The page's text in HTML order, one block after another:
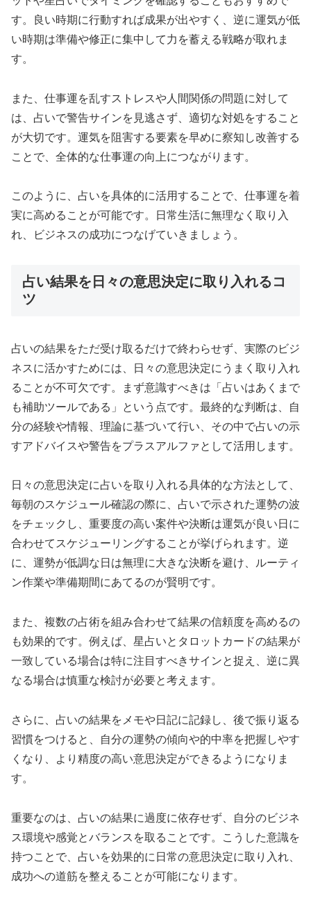
す。良い時期に行動すれば成果が出やすく、逆に運気が低
い時期は準備や修正に集中して力を蓄える戦略が取れま
す。
また、仕事運を乱すストレスや人間関係の問題に対して
は、占いで警告サインを見逃さず、適切な対処をすること
が大切です。運気を阻害する要素を早めに察知し改善する
ことで、全体的な仕事運の向上につながります。
このように、占いを具体的に活用することで、仕事運を着
実に高めることが可能です。日常生活に無理なく取り入
れ、ビジネスの成功につなげていきましょう。
占い結果を日々の意思決定に取り入れるコ
ツ
占いの結果をただ受け取るだけで終わらせず、実際のビジ
ネスに活かすためには、日々の意思決定にうまく取り入れ
ることが不可欠です。まず意識すべきは「占いはあくまで
も補助ツールである」という点です。最終的な判断は、自
分の経験や情報、理論に基づいて行い、その中で占いの示
すアドバイスや警告をプラスアルファとして活用します。
日々の意思決定に占いを取り入れる具体的な方法として、
毎朝のスケジュール確認の際に、占いで示された運勢の波
をチェックし、重要度の高い案件や決断は運気が良い日に
合わせてスケジューリングすることが挙げられます。逆
に、運勢が低調な日は無理に大きな決断を避け、ルーティ
ン作業や準備期間にあてるのが賢明です。
また、複数の占術を組み合わせて結果の信頼度を高めるの
も効果的です。例えば、星占いとタロットカードの結果が
一致している場合は特に注目すべきサインと捉え、逆に異
なる場合は慎重な検討が必要と考えます。
さらに、占いの結果をメモや日記に記録し、後で振り返る
習慣をつけると、自分の運勢の傾向や的中率を把握しやす
くなり、より精度の高い意思決定ができるようになりま
す。
重要なのは、占いの結果に過度に依存せず、自分のビジネ
ス環境や感覚とバランスを取ることです。こうした意識を
持つことで、占いを効果的に日常の意思決定に取り入れ、
成功への道筋を整えることが可能になります。